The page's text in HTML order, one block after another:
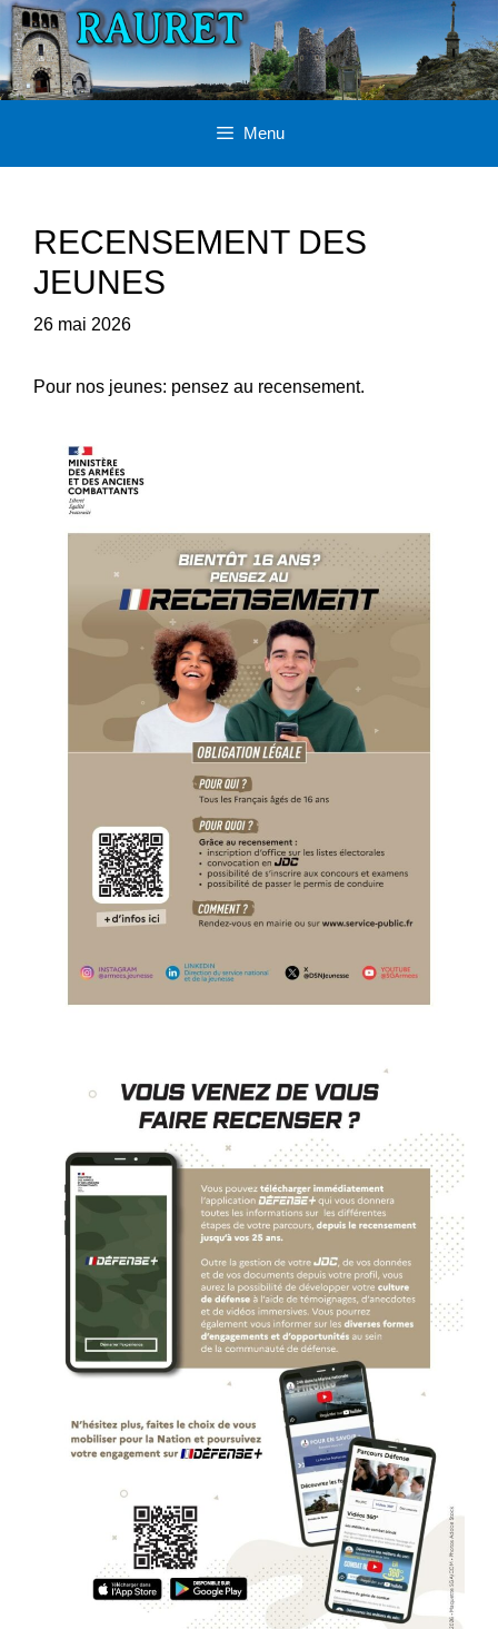
Aller
au
contenu
Menu
RECENSEMENT DES
JEUNES
26 mai 2026
Pour nos jeunes: pensez au recensement.